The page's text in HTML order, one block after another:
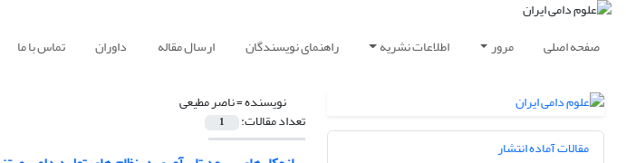
صفحه اصلی مرور اطلاعات نشریه راهنمای نویسندگان ارسال مقاله داوران تماس با ما
نویسنده =ناصر مطیعی
تعداد مقالات: 1
مقالات آماده انتشار